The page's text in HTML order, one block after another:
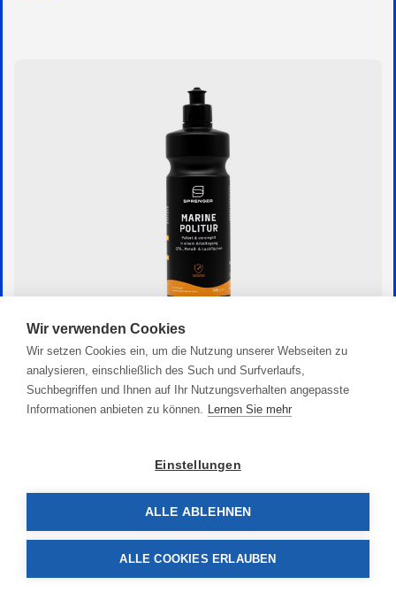
HS Marine Politur
15,90 €
Wir verwenden Cookies
Wir setzen Cookies ein, um die Nutzung unserer Webseiten zu
analysieren, einschließlich des Such und Surfverlaufs,
Suchbegriffen und Ihnen auf Ihr Nutzungsverhalten angepasste
Informationen anbieten zu können. Lernen Sie mehr
Einstellungen
ALLE ABLEHNEN
ALLE COOKIES ERLAUBEN